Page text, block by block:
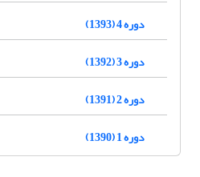
دوره 4 (1393)
دوره 3 (1392)
دوره 2 (1391)
دوره 1 (1390)